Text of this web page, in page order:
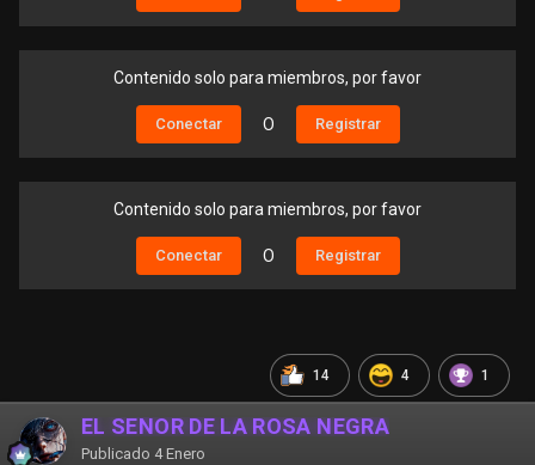
Contenido solo para miembros, por favor
Conectar O Registrar
Contenido solo para miembros, por favor
Conectar O Registrar
14 4 1
EL SEÑOR DE LA ROSA NEGRA
Publicado 4 Enero